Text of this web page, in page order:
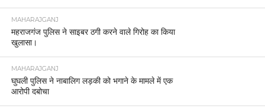
MAHARAJGANJ
महराजगंज पुलिस ने साइबर ठगी करने वाले गिरोह का किया
खुलासा।
MAHARAJGANJ
घुघली पुलिस ने नाबालिग लड़की को भगाने के मामले में एक
आरोपी दबोचा